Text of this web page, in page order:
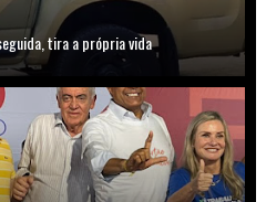
tira a própria vida